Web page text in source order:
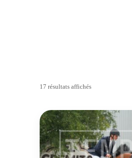
17 résultats affichés